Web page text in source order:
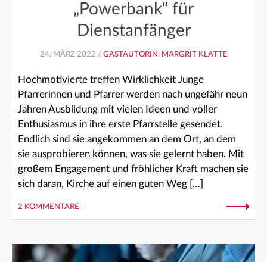
„Powerbank“ für
Dienstanfänger
24. MÄRZ 2022 / GASTAUTORIN: MARGRIT KLATTE
Hochmotivierte treffen Wirklichkeit Junge
Pfarrerinnen und Pfarrer werden nach ungefähr neun
Jahren Ausbildung mit vielen Ideen und voller
Enthusiasmus in ihre erste Pfarrstelle gesendet.
Endlich sind sie angekommen an dem Ort, an dem
sie ausprobieren können, was sie gelernt haben. Mit
großem Engagement und fröhlicher Kraft machen sie
sich daran, Kirche auf einen guten Weg […]
2 KOMMENTARE